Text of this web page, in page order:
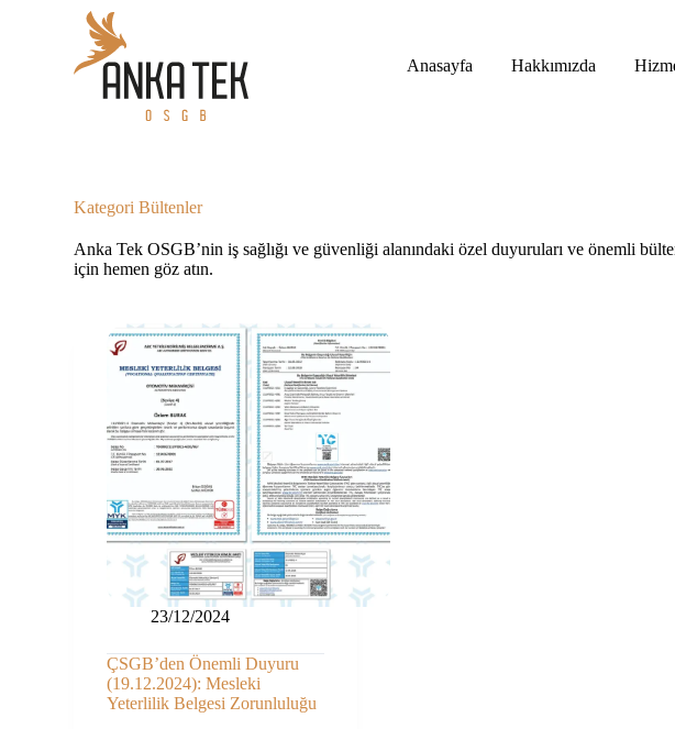
Anasayfa Hakkımızda
Kategori Bültenler
Anka Tek OSGB’nin iş sağlığı ve güvenliği alanındaki özel duyuruları ve önemli
için hemen göz atın.
23/12/2024
ÇSGB’den Önemli Duyuru
(19.12.2024): Mesleki
Yeterlilik Belgesi Zorunluluğu